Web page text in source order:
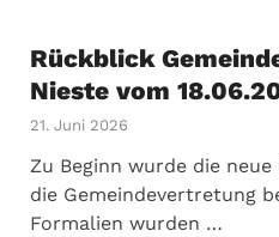
Rückblick
Nieste vom
21. Juni 2026
Zu Beginn wurde die
die Gemeindevertretung
Formalien wurden …